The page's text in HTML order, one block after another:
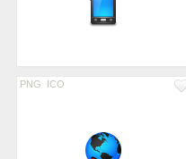
PNG ICO